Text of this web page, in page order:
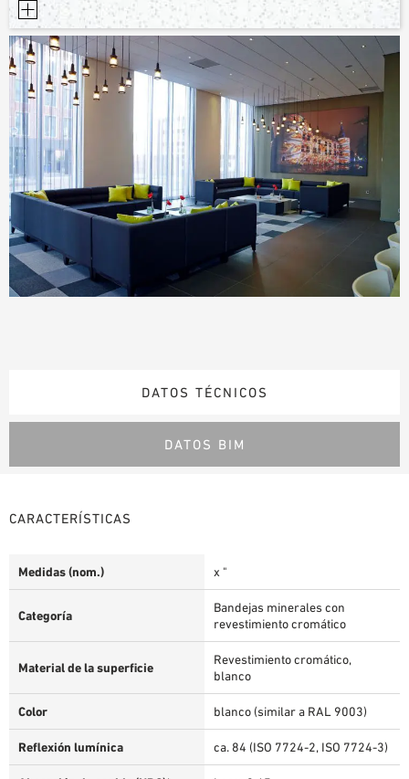
DATOS TÉCNICOS
DATOS BIM
CARACTERÍSTICAS
Medidas (nom.) x "
Categoría
Bandejas minerales con
revestimiento cromático
Material de la superficie
Revestimiento cromático,
blanco
Color blanco (similar a RAL 9003)
Reflexión lumínica ca. 84 (ISO 7724-2, ISO 7724-3)